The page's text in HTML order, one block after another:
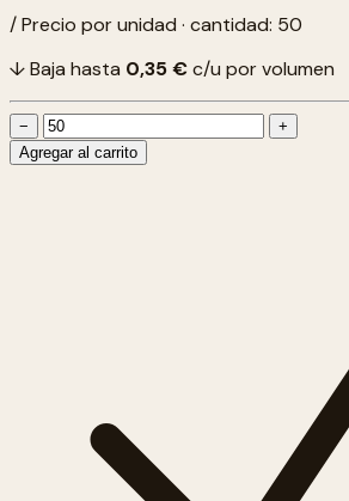
/ Precio por unidad · cantidad: 50
↓ Baja hasta 0,35 €c/u por volumen
−
+
Agregar al carrito